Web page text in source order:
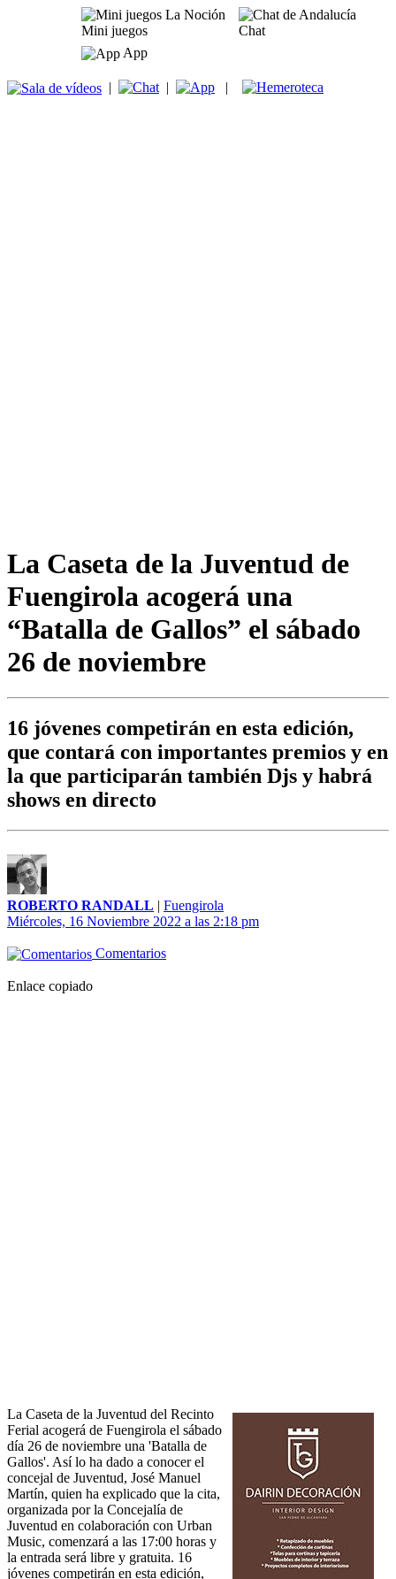
Mini juegos
Chat
App
| | |
La Caseta de la Juventud de
Fuengirola acogerá una
“Batalla de Gallos” el sábado
26 de noviembre
16 jóvenes competirán en esta edición,
que contará con importantes premios y en
la que participarán también Djs y habrá
shows en directo
ROBERTO RANDALL | Fuengirola
Miércoles, 16 Noviembre 2022 a las 2:18 pm
Comentarios
Enlace copiado
La Caseta de la Juventud del Recinto
Ferial acogerá de Fuengirola el sábado
día 26 de noviembre una 'Batalla de
Gallos'. Así lo ha dado a conocer el
concejal de Juventud, José Manuel
Martín, quien ha explicado que la cita,
organizada por la Concejalía de
Juventud en colaboración con Urban
Music, comenzará a las 17:00 horas y
la entrada será libre y gratuita. 16
jóvenes competirán en esta edición,